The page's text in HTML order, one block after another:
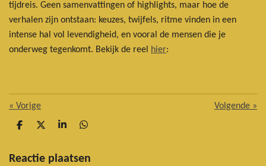
tijdreis. Geen samenvattingen of highlights, maar hoe de
verhalen zijn ontstaan: keuzes, twijfels, ritme vinden in een
intense hal vol levendigheid, en vooral de mensen die je
onderweg tegenkomt. Bekijk de reel
hier:
« Vorige Volgende »
D
e
D
l
S
r
D
e
Reactie plaatsen